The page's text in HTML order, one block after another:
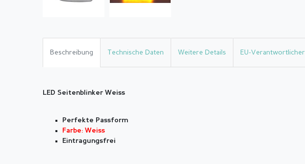
Beschreibung Technische Daten Weitere Details EU-Verantwortlicher
LED Seitenblinker Weiss
Perfekte Passform
Farbe: Weiss
Eintragungsfrei